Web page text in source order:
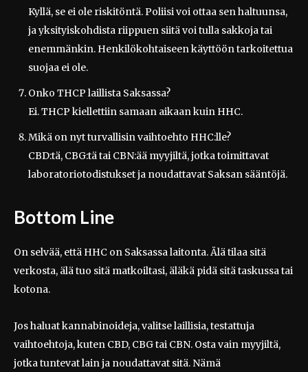
Kyllä, se ei ole riskitöntä. Poliisi voi ottaa sen haltuunsa,
ja yksityiskohdista riippuen siitä voi tulla sakkoja tai
enemmänkin. Henkilökohtaiseen käyttöön tarkoitettua
suojaa ei ole.
Onko THCP laillista Saksassa?
Ei. THCP kiellettiin samaan aikaan kuin HHC.
Mikä on nyt turvallisin vaihtoehto HHC:lle?
CBD:tä, CBG:tä tai CBN:ää myyjiltä, jotka toimittavat
laboratoriotodistukset ja noudattavat Saksan sääntöjä.
Bottom Line
On selvää, että HHC on Saksassa laitonta. Älä tilaa sitä
verkosta, älä tuo sitä matkoiltasi, äläkä pidä sitä taskussa tai
kotona.
Jos haluat kannabinoideja, valitse laillisia, testattuja
vaihtoehtoja, kuten CBD, CBG tai CBN. Osta vain myyjiltä,
jotka tuntevat lain ja noudattavat sitä. Nämä